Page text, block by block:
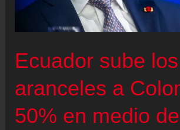
Ecuador
Ecuador sube los
aranceles a
50% en medio